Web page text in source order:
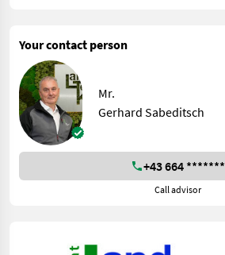
Your contact person
Mr.
Gerhard Sabeditsch
+43 664 *******
Call advisor